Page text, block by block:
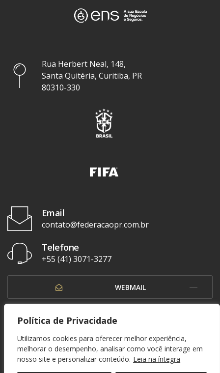
Política de Privacidade
Utilizamos cookies para oferecer melhor experiência,
melhorar o desempenho, analisar como você interage em
nosso site e personalizar conteúdo. Leia na íntegra
Rua Herbert Neal, 148,
Santa Quitéria, Curitiba, PR
80310-330
Email
contato@federacaopr.com.br
Telefone
+55 (41) 3071-3277
WEBMAIL
OUVIDORIA
© 1937 - 2026. Federação Paranaense de Futebol. Todos os direitos reservados. By